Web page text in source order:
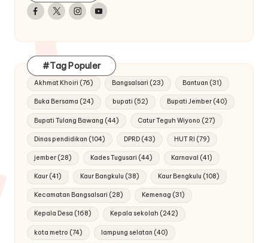
Facebook
TwitterInstagram
Youtube
#Tag Populer
Akhmat Khoiri (76) Bangsalsari (23) Bantuan (31)
Buka Bersama (24) bupati (52) Bupati Jember(40)
Bupati Tulang Bawang (44) Catur Teguh Wiyono (27)
Dinas pendidikan (104) DPRD(43) HUT RI (79)
jember (28) Kades Tugusari (44) Karnaval (41)
Kaur (41) Kaur Bangkulu (38) Kaur Bengkulu (108)
Kecamatan Bangsalsari (28) Kemenag (31)
Kepala Desa (168) Kepala sekolah (242)
kota metro (74) lampung selatan (40)